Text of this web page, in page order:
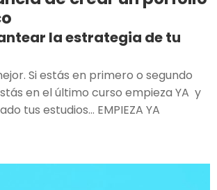
la estrategia de tu
Si estás en primero o segundo
en el último curso empieza YA y
tus estudios… EMPIEZA YA